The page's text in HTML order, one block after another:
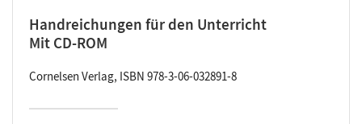
Handreichungen für den Unterricht
Mit CD-ROM
Cornelsen Verlag, ISBN 978-3-06-032891-8